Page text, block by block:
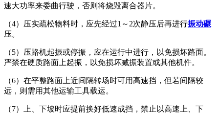
速大功率来委曲行驶，否则将烧毁离合器片。
（4）压实疏松物料时，应先经过1～2次静压后再进行振动碾
压。
（5）压路机起振或停振，应在运行中进行，以免损坏路面。
严禁在硬质路面上起振，以免损坏减振装置或其他机件。
（6）在平整路面上近间隔转场时可用高速挡，但若间隔较
远，则需用其他运输工具载运。
（7）上、下坡时应提前换好低速成挡，禁止以高速上、下